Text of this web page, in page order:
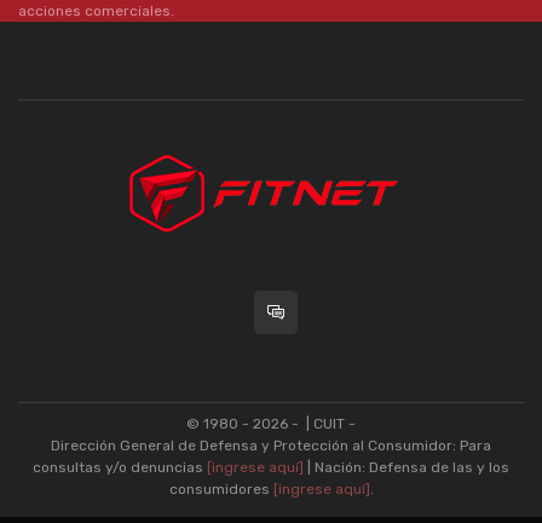
acciones comerciales.
© 1980 - 2026 -
| CUIT -
Dirección General de Defensa y Protección al Consumidor: Para
consultas y/o denuncias [ingrese aquí]
| Nación: Defensa de las y los
consumidores [ingrese aquí] .